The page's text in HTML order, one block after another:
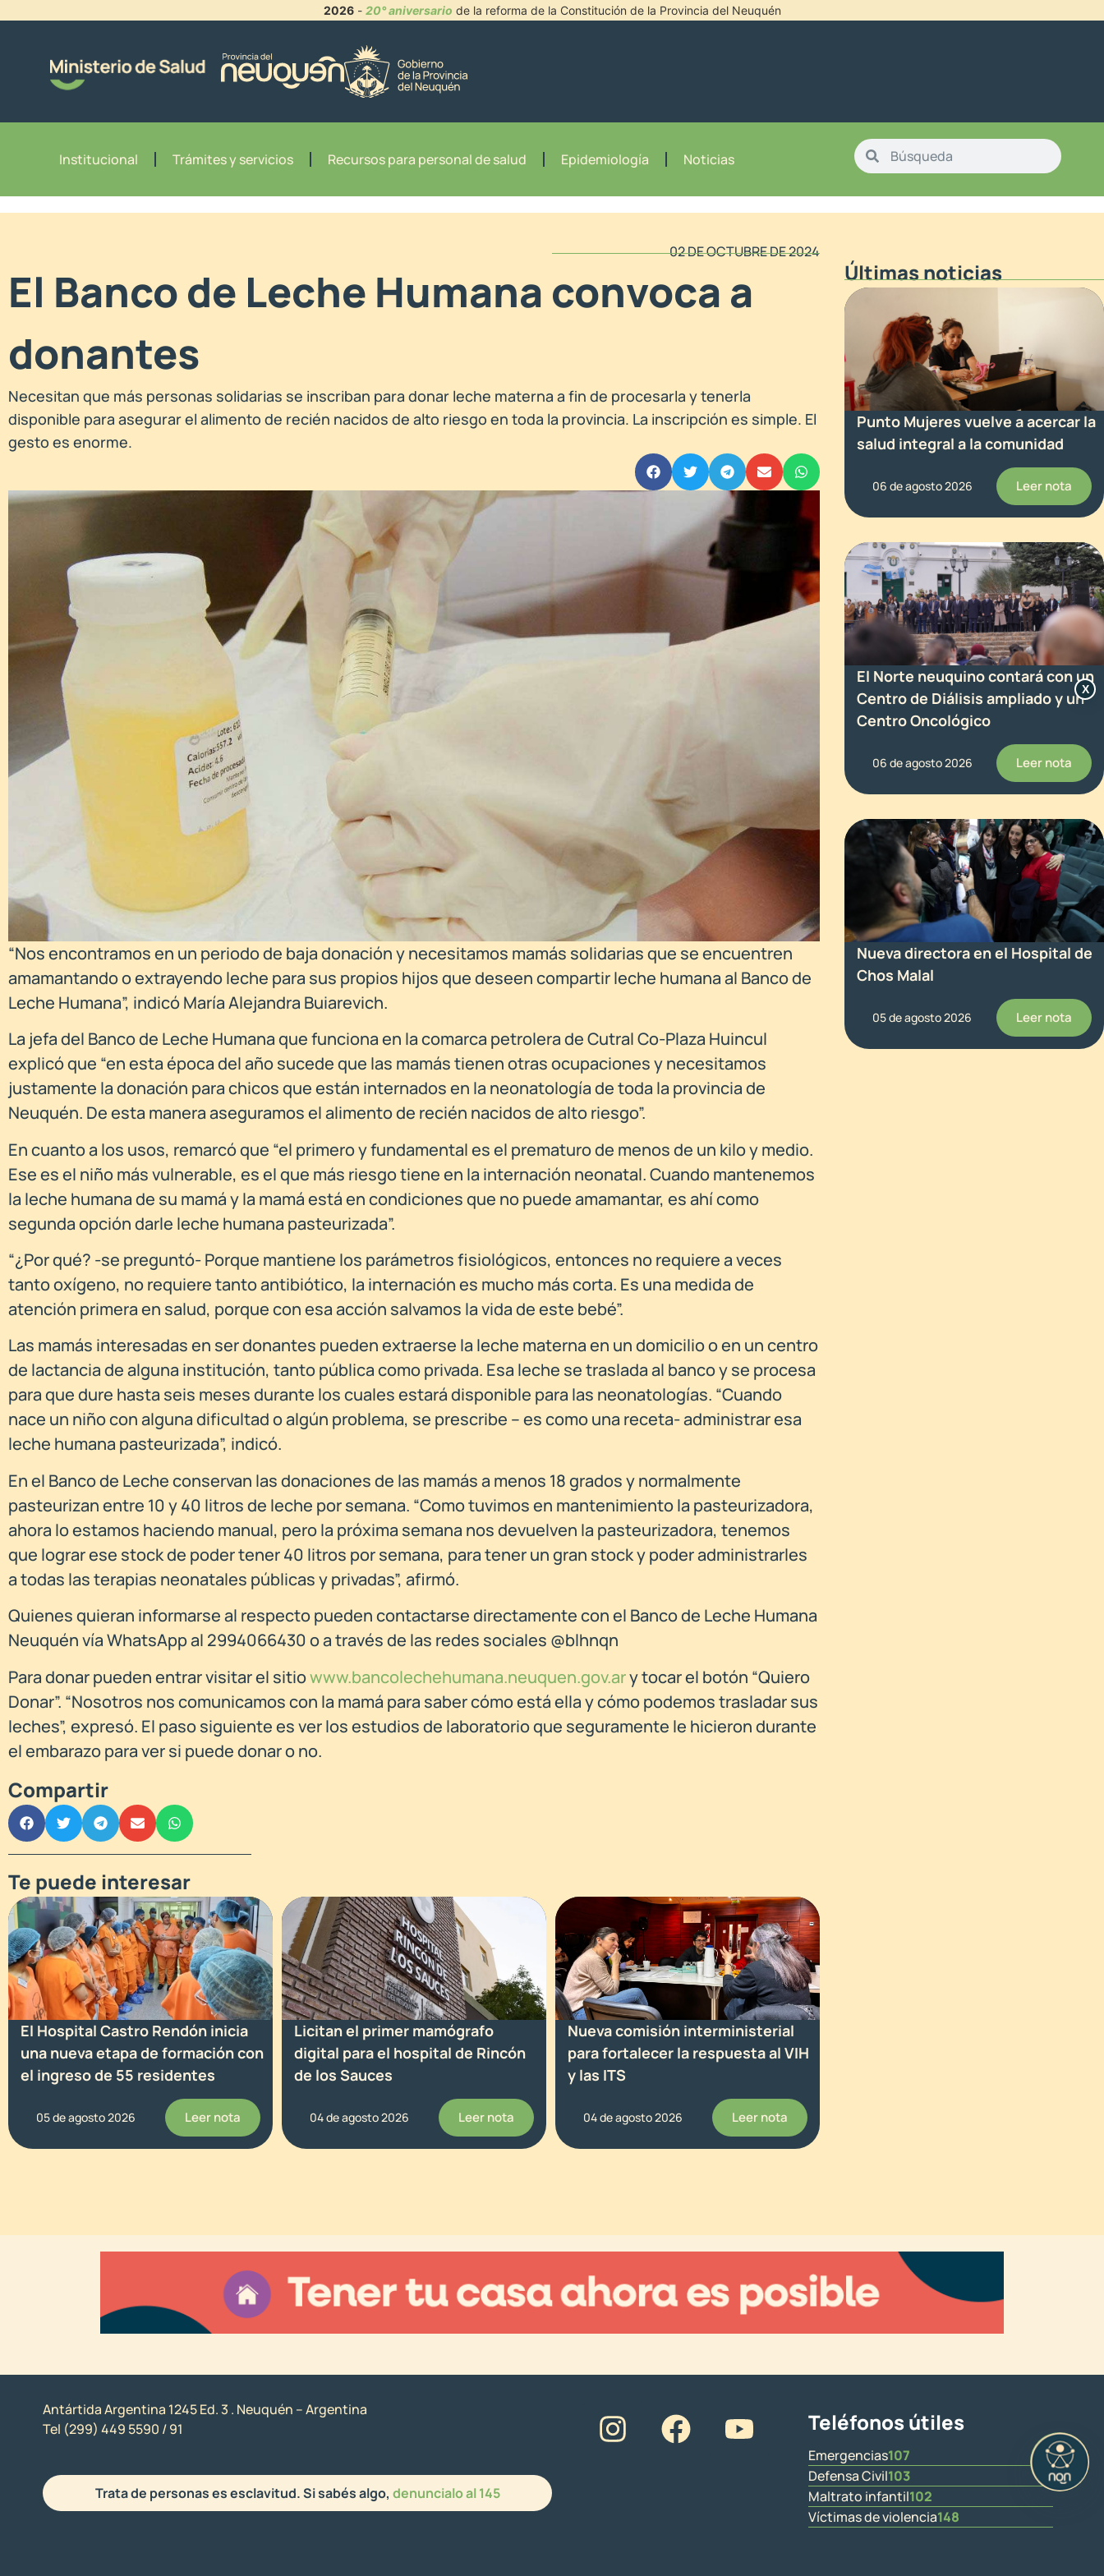
2026- 20° aniversario de la reforma de la Constitución de la Provincia del Neuquén
Institucional Trámites y servicios Recursos para personal de salud Epidemiología Noticias
02 DE OCTUBRE DE 2024
El Banco de Leche Humana convoca a
donantes
Necesitan que más personas solidarias se inscriban para donar leche materna a fin de procesarla y tenerla
disponible para asegurar el alimento de recién nacidos de alto riesgo en toda la provincia. La inscripción es simple. El
gesto es enorme.
“Nos encontramos en un periodo de baja donación y necesitamos mamás solidarias que se encuentren
amamantando o extrayendo leche para sus propios hijos que deseen compartir leche humana al Banco de
Leche Humana”, indicó María Alejandra Buiarevich.
La jefa del Banco de Leche Humana que funciona en la comarca petrolera de Cutral Co-Plaza Huincul
explicó que “en esta época del año sucede que las mamás tienen otras ocupaciones y necesitamos
justamente la donación para chicos que están internados en la neonatología de toda la provincia de
Neuquén. De esta manera aseguramos el alimento de recién nacidos de alto riesgo”.
En cuanto a los usos, remarcó que “el primero y fundamental es el prematuro de menos de un kilo y medio.
Ese es el niño más vulnerable, es el que más riesgo tiene en la internación neonatal. Cuando mantenemos
la leche humana de su mamá y la mamá está en condiciones que no puede amamantar, es ahí como
segunda opción darle leche humana pasteurizada”.
“¿Por qué? -se preguntó- Porque mantiene los parámetros fisiológicos, entonces no requiere a veces
tanto oxígeno, no requiere tanto antibiótico, la internación es mucho más corta. Es una medida de
atención primera en salud, porque con esa acción salvamos la vida de este bebé”.
Las mamás interesadas en ser donantes pueden extraerse la leche materna en un domicilio o en un centro
de lactancia de alguna institución, tanto pública como privada. Esa leche se traslada al banco y se procesa
para que dure hasta seis meses durante los cuales estará disponible para las neonatologías. “Cuando
nace un niño con alguna dificultad o algún problema, se prescribe – es como una receta- administrar esa
leche humana pasteurizada”, indicó.
En el Banco de Leche conservan las donaciones de las mamás a menos 18 grados y normalmente
pasteurizan entre 10 y 40 litros de leche por semana. “Como tuvimos en mantenimiento la pasteurizadora,
ahora lo estamos haciendo manual, pero la próxima semana nos devuelven la pasteurizadora, tenemos
que lograr ese stock de poder tener 40 litros por semana, para tener un gran stock y poder administrarles
a todas las terapias neonatales públicas y privadas”, afirmó.
Quienes quieran informarse al respecto pueden contactarse directamente con el Banco de Leche Humana
Neuquén vía WhatsApp al 2994066430 o a través de las redes sociales @blhnqn
Para donar pueden entrar visitar el sitiowww.bancolechehumana.neuquen.gov.ary tocar el botón “Quiero
Donar”. “Nosotros nos comunicamos con la mamá para saber cómo está ella y cómo podemos trasladar sus
leches”, expresó. El paso siguiente es ver los estudios de laboratorio que seguramente le hicieron durante
el embarazo para ver si puede donar o no.
Compartir
Te puede interesar
El Hospital Castro Rendón inicia
una nueva etapa de formación con
el ingreso de 55 residentes
05 de agosto 2026 Leer nota
Licitan el primer mamógrafo
digital para el hospital de Rincón
de los Sauces
04 de agosto 2026 Leer nota
Nueva comisión interministerial
para fortalecer la respuesta al VIH
y las ITS
04 de agosto 2026 Leer nota
Últimas noticias
Punto Mujeres vuelve a acercar la
salud integral a la comunidad
06 de agosto 2026 Leer nota
El Norte neuquino contará con un
Centro de Diálisis ampliado y un
Centro Oncológico
06 de agosto 2026 Leer nota
Nueva directora en el Hospital de
Chos Malal
05 de agosto 2026 Leer nota
Antártida Argentina 1245 Ed. 3 . Neuquén – Argentina
Tel (299) 449 5590 / 91
Trata de personas es esclavitud. Si sabés algo, denuncialo al 145
Teléfonos útiles
Emergencias107
Defensa Civil103
Maltrato infantil102
Víctimas de violencia148
X